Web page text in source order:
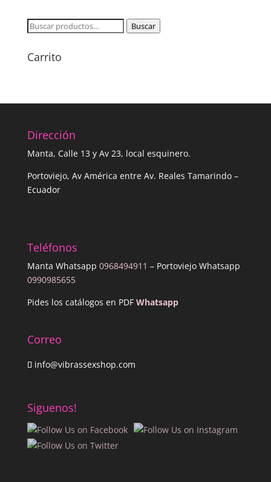
Buscar
Buscar
Carrito
Dirección
Manta, Calle 13 y Av 23, local esquinero.
Portoviejo, Av América entre Av. Reales Tamarindo –
Ecuador
Teléfonos
Manta Whatsapp 0968494911 – Portoviejo Whatsapp
0990985655
Pides los catálogos en PDF Whatsapp
Correo
info@vibrassexshop.com
Siguenos!